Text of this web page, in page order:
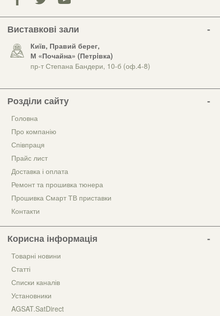
Виставкові зали
Київ, Правий берег,
М «Почайна» (Петрiвка)
пр-т Степана Бандери, 10-б (оф.4-8)
Розділи сайту
Головна
Про компанію
Співпраця
Прайс лист
Доставка і оплата
Ремонт та прошивка тюнера
Прошивка Смарт ТВ приставки
Контакти
Корисна інформація
Товарні новини
Статті
Списки каналів
Установники
AGSAT.SatDirect